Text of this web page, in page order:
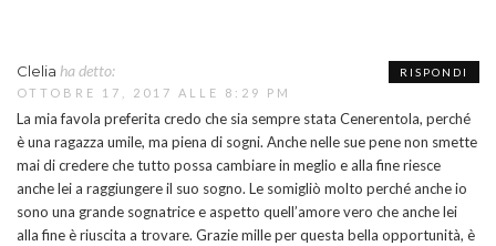
Clelia ha detto:
OTTOBRE 17, 2017 ALLE 8:29 PM
La mia favola preferita credo che sia sempre stata Cenerentola, perché
è una ragazza umile, ma piena di sogni. Anche nelle sue pene non smette
mai di credere che tutto possa cambiare in meglio e alla fine riesce
anche lei a raggiungere il suo sogno. Le somigliò molto perché anche io
sono una grande sognatrice e aspetto quell’amore vero che anche lei
alla fine è riuscita a trovare. Grazie mille per questa bella opportunità, è
RISPONDI